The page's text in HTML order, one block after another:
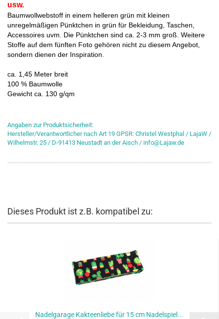
usw.
Baumwollwebstoff in einem helleren grün mit kleinen
unregelmäßigen Pünktchen in grün für Bekleidung, Taschen,
Accessoires uvm. Die Pünktchen sind ca. 2-3 mm groß. Weitere
Stoffe auf dem fünften Foto gehören nicht zu diesem Angebot,
sondern dienen der Inspiration.
ca. 1,45 Meter breit
100 % Baumwolle
Gewicht ca. 130 g/qm
Angaben zur Produktsicherheit:
Hersteller/Verantwortlicher nach Art 19 GPSR: Christel Westphal / LajaW /
Wilhelmstr. 25 / D-91413 Neustadt an der Aisch / info@Lajaw.de
Dieses Produkt ist z.B. kompatibel zu:
Nadelgarage Kakteenliebe für 15 cm Nadelspiel...